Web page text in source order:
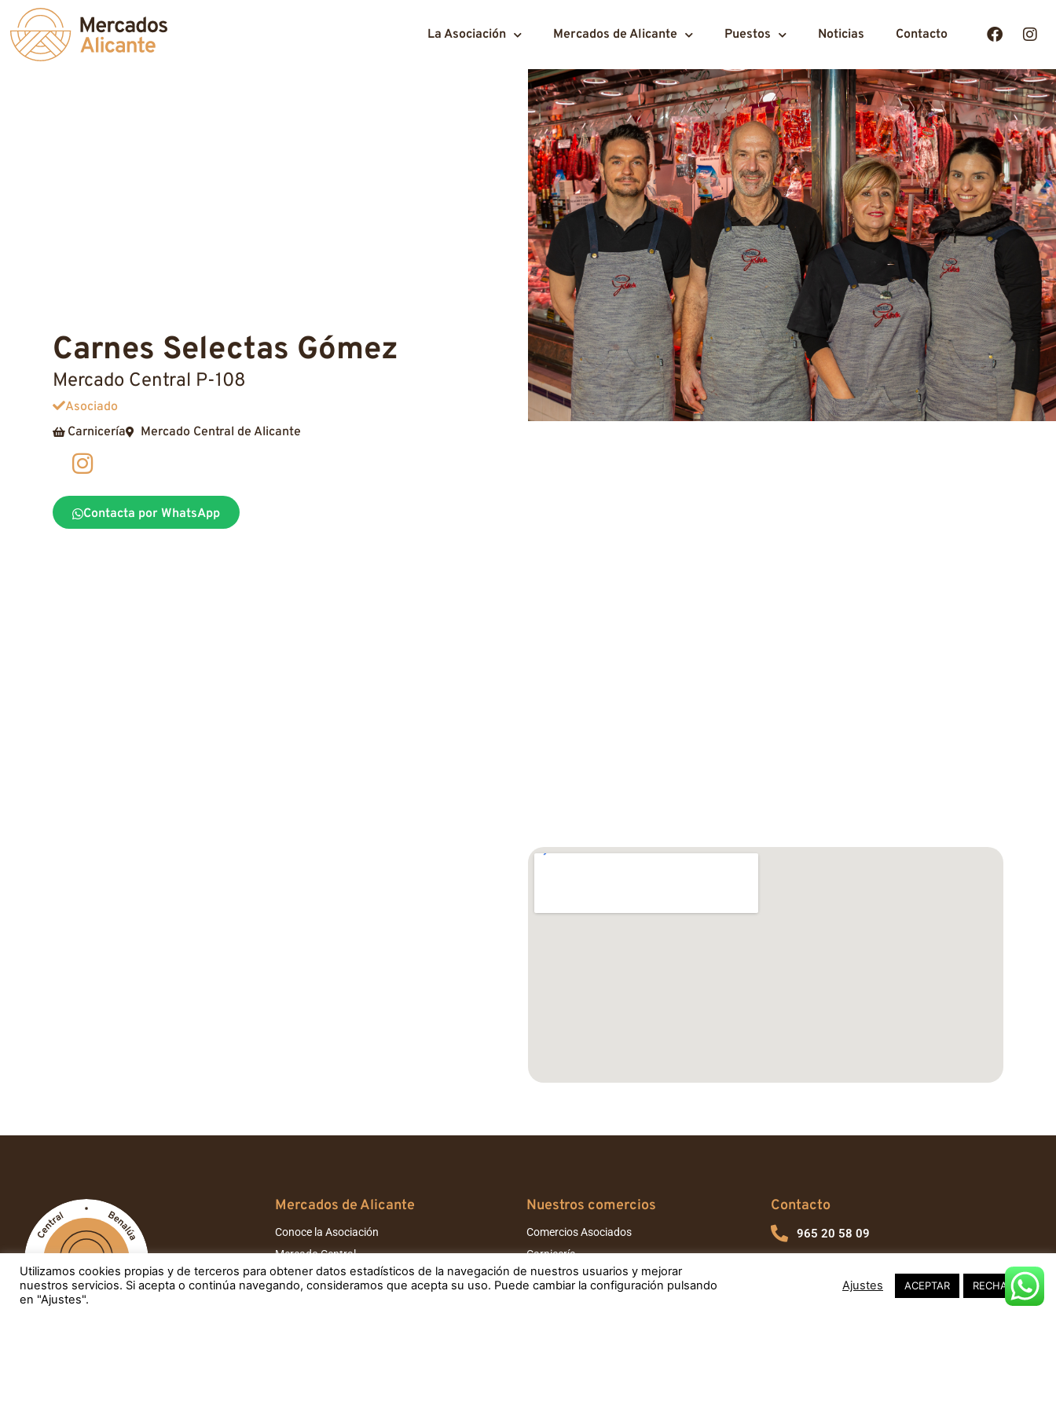
La Asociación Mercados de Alicante Puestos Noticias Contacto
Carnes Selectas Gómez
Mercado Central P-108
Asociado
Carnicería
Mercado Central de Alicante
Contacta por WhatsApp
Mercados de Alicante
Conoce la Asociación
Mercado Central
Mercado de Babel
Nuestros comercios
Comercios Asociados
Carnicería
Charcutería
Contacto
965 20 58 09
mercadosmunicipalesdealicante@gmail.com
Utilizamos cookies propias y de terceros para obtener datos estadísticos de la navegación de nuestros usuarios y mejorar
nuestros servicios. Si acepta o continúa navegando, consideramos que acepta su uso. Puede cambiar la configuración pulsando
en "Ajustes".
Ajustes ACEPTAR RECHAZAR